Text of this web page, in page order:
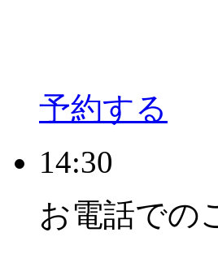
予約する
14:30
お電話での